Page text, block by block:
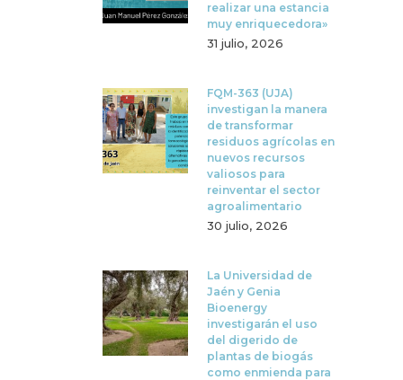
realizar una estancia
muy enriquecedora»
31 julio, 2026
FQM-363 (UJA)
investigan la manera
de transformar
residuos agrícolas en
nuevos recursos
valiosos para
reinventar el sector
agroalimentario
30 julio, 2026
La Universidad de
Jaén y Genia
Bioenergy
investigarán el uso
del digerido de
plantas de biogás
como enmienda para